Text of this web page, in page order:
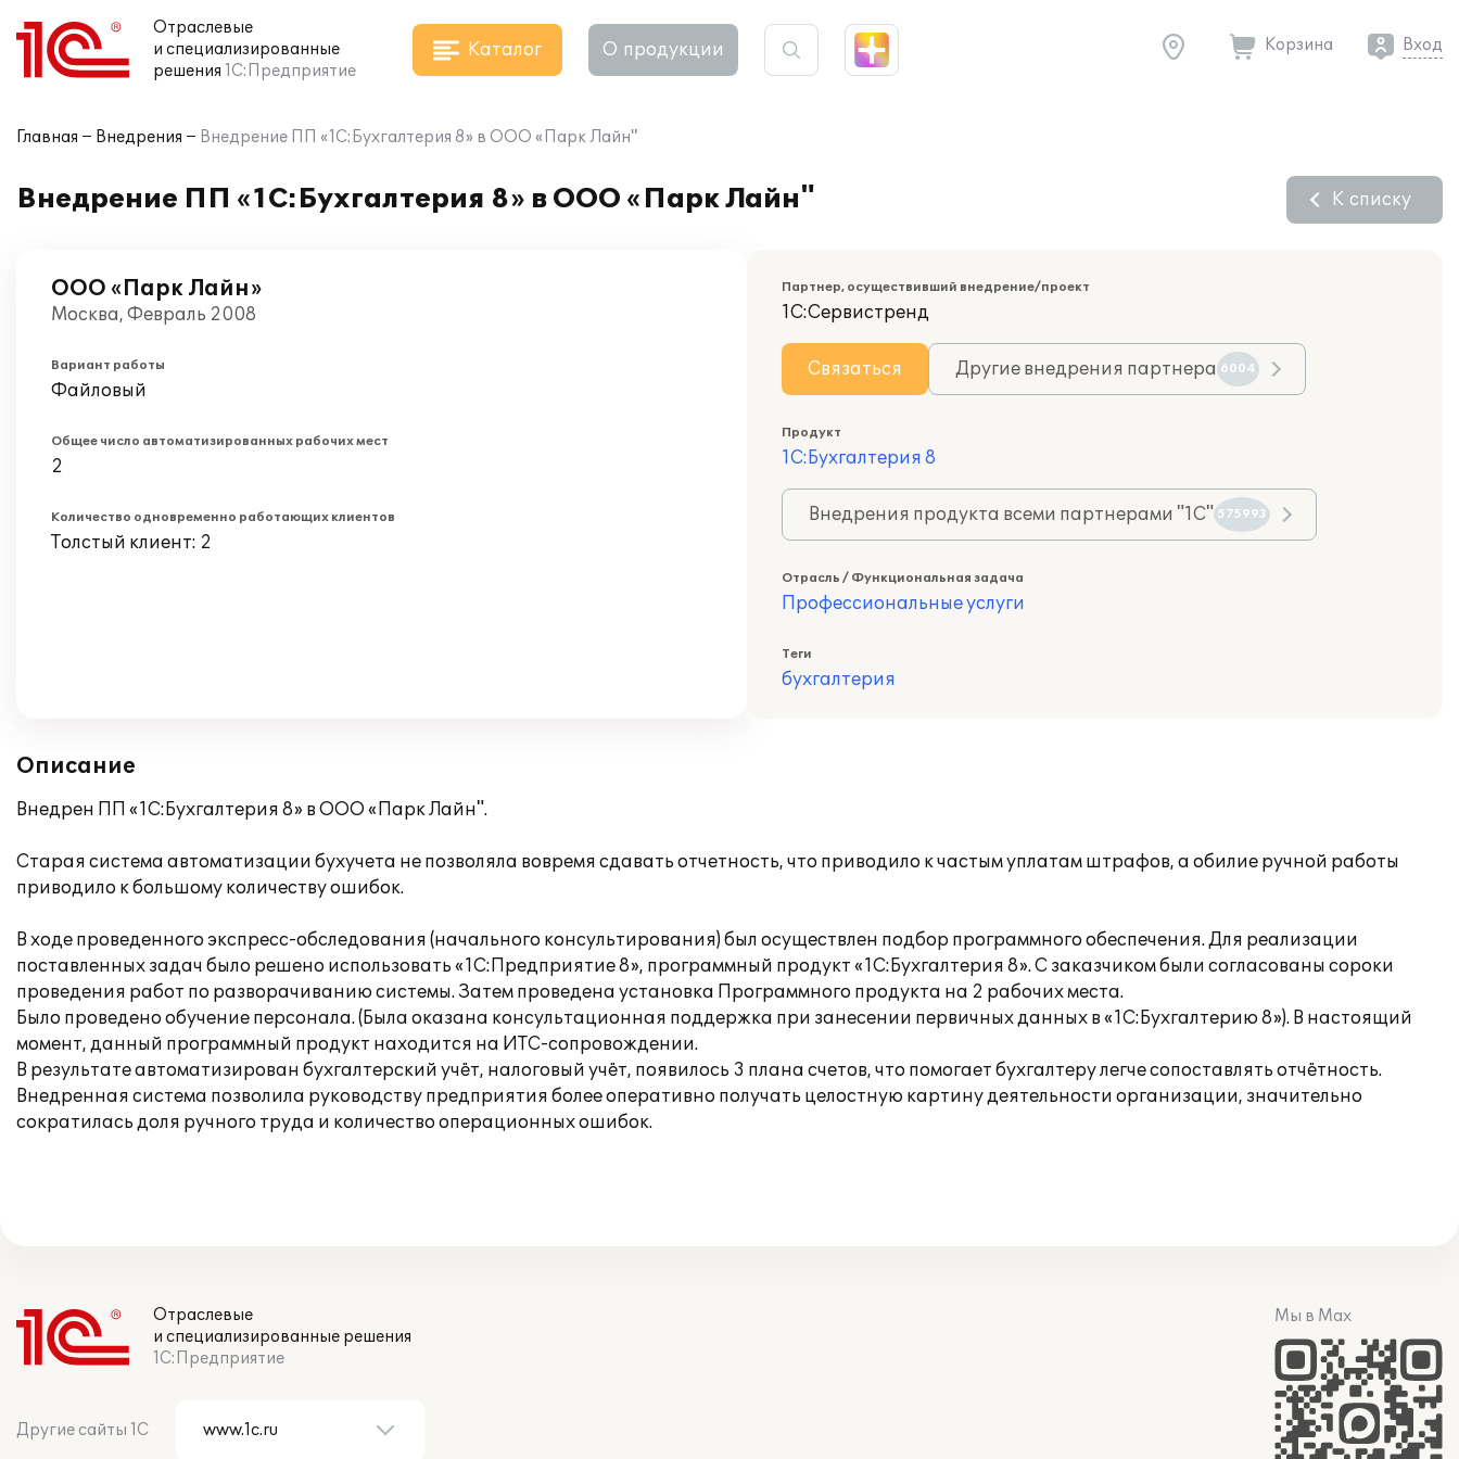
Отраслевые
и специализированные
решения 1С:Предприятие
Каталог О продукции Корзина Вход
Главная Внедрения Внедрение ПП «1С:Бухгалтерия 8» в ООО «Парк Лайн"
Внедрение ПП «1С:Бухгалтерия 8» в ООО «Парк Лайн" К списку
ООО «Парк Лайн»
Москва, Февраль 2008
Вариант работы
Файловый
Общее число автоматизированных рабочих мест
2
Количество одновременно работающих клиентов
Толстый клиент: 2
Партнер, осуществивший внедрение/проект
1С:Сервистренд
Связаться Другие внедрения партнера 6004
Продукт
1С:Бухгалтерия 8
Внедрения продукта всеми партнерами "1С" 575993
Отрасль / Функциональная задача
Профессиональные услуги
Теги
бухгалтерия
Описание
Внедрен ПП «1С:Бухгалтерия 8» в ООО «Парк Лайн".
Старая система автоматизации бухучета не позволяла вовремя сдавать отчетность, что приводило к частым уплатам штрафов, а обилие ручной работы
приводило к большому количеству ошибок.
В ходе проведенного экспресс-обследования (начального консультирования) был осуществлен подбор программного обеспечения. Для реализации
поставленных задач было решено использовать «1С:Предприятие 8», программный продукт «1С:Бухгалтерия 8». С заказчиком были согласованы сороки
проведения работ по разворачиванию системы. Затем проведена установка Программного продукта на 2 рабочих места.
Было проведено обучение персонала. (Была оказана консультационная поддержка при занесении первичных данных в «1С:Бухгалтерию 8»). В настоящий
момент, данный программный продукт находится на ИТС-сопровождении.
В результате автоматизирован бухгалтерский учёт, налоговый учёт, появилось 3 плана счетов, что помогает бухгалтеру легче сопоставлять отчётность.
Внедренная система позволила руководству предприятия более оперативно получать целостную картину деятельности организации, значительно
сократилась доля ручного труда и количество операционных ошибок.
Отраслевые
и специализированные решения
1С:Предприятие
Другие сайты 1С
Мы в Max